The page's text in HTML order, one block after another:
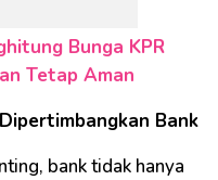
Bunga KPR
Tetap Aman
Bank
bank tidak hanya